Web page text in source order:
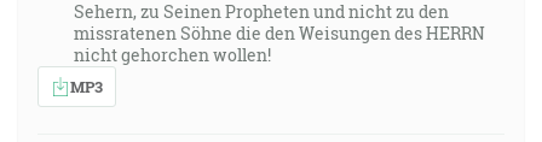
Sehern, zu Seinen Propheten und nicht zu den
missratenen Söhne die den Weisungen des HERRN
nicht gehorchen wollen!
MP3